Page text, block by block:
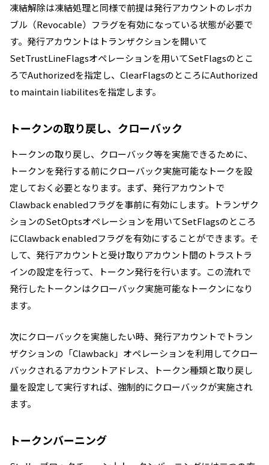
凍結解除は凍結処理と同様で前提は発行アカウントのレボカ
ブル（Revocable）フラグを有効になっている状態が必要で
す。 発行アカウントはトランザクションを開いて
SetTrustLineFlagsオペレーションを用いてSetFlagsのとこ
ろでAuthorizedを指定し、ClearFlagsのところにAuthorized
to maintain liabilitesを指定します。
トークンの取り戻し、クローバック
トークンの取り戻し、クローバック等を実施できるために、
トークンを発行する前にクローバック実施可能なトークを設
定しておく必要となります。 まず、発行アカウントで
Clawback enabledフラグを事前に有効にします。トランザク
ションのSetOptsオペレーションを用いてSetFlagsのところ
にClawback enabledフラグを有効にすることができます。そ
して、発行アカウントと受け取りアカウント間のトラストラ
インの設定を行って、トークン発行を行います。この流れで
発行したトークンはクローバック実施可能なトークンになり
ます。
次にクローバックを実施したい時、発行アカウントでトラン
ザクションの 「Clawback」オペレーションを利用してクロー
バックされるアカウントアドレス、
トークン種類と取り戻し
量を設定して実行すれば、強制的にクローバックが実施され
ます。
トークンバーニング